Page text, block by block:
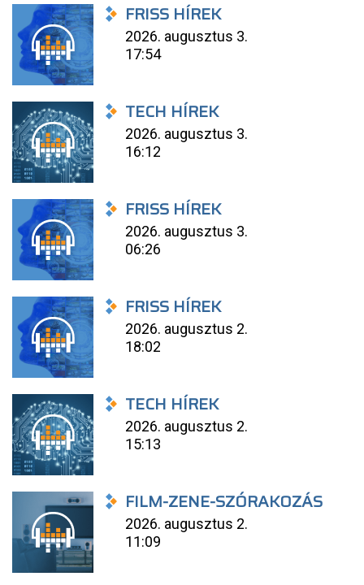
FRISS HÍREK
2026. augusztus 3.
17:54
TECH HÍREK
2026. augusztus 3.
16:12
FRISS HÍREK
2026. augusztus 3.
06:26
FRISS HÍREK
2026. augusztus 2.
18:02
TECH HÍREK
2026. augusztus 2.
15:13
FILM-ZENE-SZÓRAKOZÁS
2026. augusztus 2.
11:09